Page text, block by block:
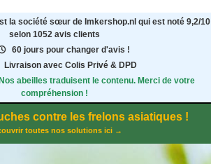
la société sœur de Imkershop.nl qui est noté 9,2/10
selon 1052 avis clients
60 jours pour changer d'avis !
Livraison avec Colis Privé & DPD
abeilles traduisent le contenu. Merci de votre
compréhension !
contre les frelons asiatiques !
toutes nos solutions ici →